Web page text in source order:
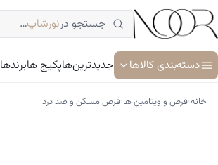
رفتن
به
محتوا
جستجو درنورشاپ…
دسته‌بندی کالاها جدیدترین‌هاپکیج هابرندها
خانه›قرص و ویتامین ها›قرص مسکن و ضد درد